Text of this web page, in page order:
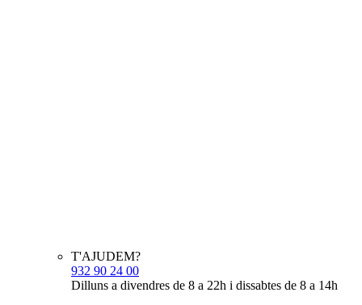
T'AJUDEM?
932 90 24 00
Dilluns a divendres de 8 a 22h i dissabtes de 8 a 14h